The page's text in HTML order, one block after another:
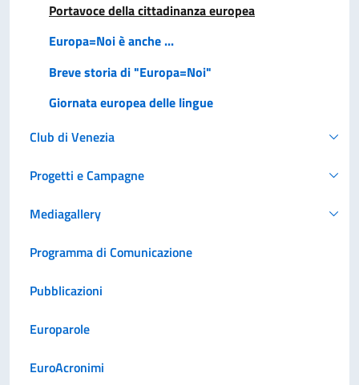
Portavoce della cittadinanza europea
Europa=Noi è anche ...
Breve storia di "Europa=Noi"
Giornata europea delle lingue
Club di Venezia
Progetti e Campagne
Mediagallery
Programma di Comunicazione
Pubblicazioni
Europarole
EuroAcronimi